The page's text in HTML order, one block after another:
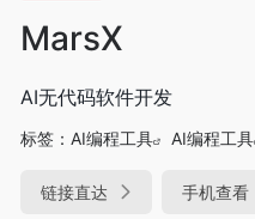
MarsX
AI无代码软件开发
标签： AI编程工具 AI编程工具
链接直达 手机查看